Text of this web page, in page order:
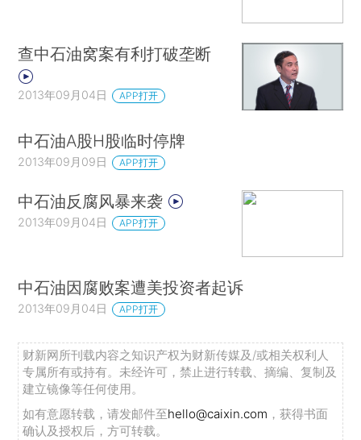
查中石油窝案有利打破垄断
2013年09月04日 APP打开
中石油A股H股临时停牌
2013年09月09日 APP打开
中石油反腐风暴来袭
2013年09月04日 APP打开
中石油因腐败案遭美投资者起诉
2013年09月04日 APP打开
财新网所刊载内容之知识产权为财新传媒及/或相关权利人
专属所有或持有。未经许可，禁止进行转载、摘编、复制及
建立镜像等任何使用。
如有意愿转载，请发邮件至hello@caixin.com ，获得书面
确认及授权后，方可转载。